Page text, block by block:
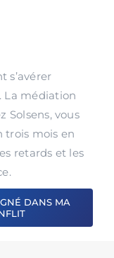
s’avérer
La médiation
Solsens, vous
trois mois en
retards et les
DANS MA